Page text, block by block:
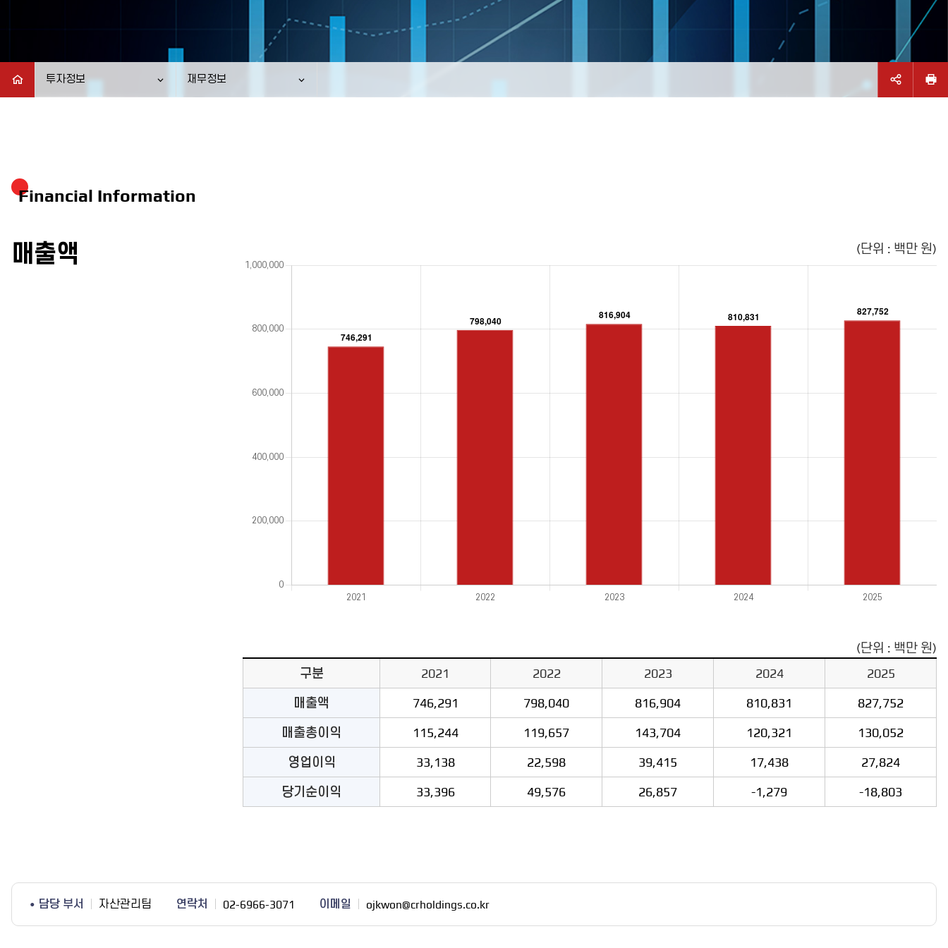
투자정보 재무정보
Financial Information
매출액 (단위 : 백만 원)
(단위 : 백만 원)
구분
2021 2022 2023 2024
2025
매출액
746,291 798,040 816,904 810,831
827,752
매출총이익
115,244 119,657 143,704 120,321
130,052
영업이익
33,138 22,598 39,415 17,438
27,824
당기순이익
33,396 49,576 26,857 -1,279 -18,803
담당 부서 자산관리팀 연락처 02-6966-3071 이메일 ojkwon@crholdings.co.kr